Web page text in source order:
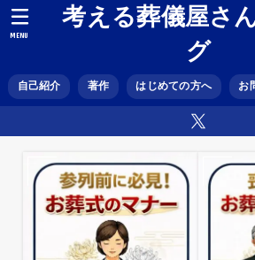
考える葬儀屋さ
グ
自己紹介 著作 はじめての方へ お
MENU